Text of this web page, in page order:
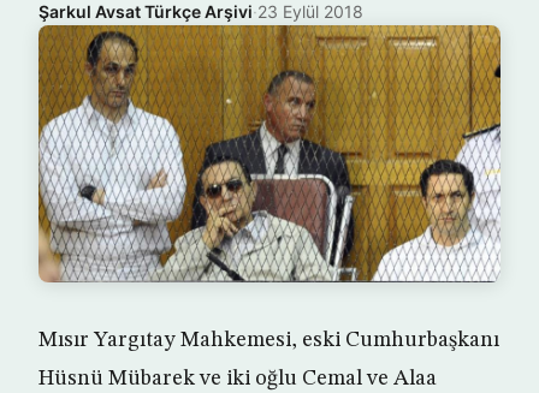
Şarkul Avsat Türkçe Arşivi·23 Eylül 2018
Mısır Yargıtay Mahkemesi, eski Cumhurbaşkanı
Hüsnü Mübarek ve iki oğlu Cemal ve Alaa